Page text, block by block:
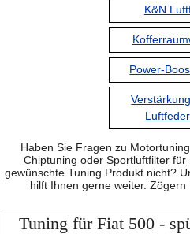
K&N
Power-
Haben Sie Fragen zu
Chiptuning oder Sportluftfilter
gewünschte Tuning Produkt nicht?
hilft Ihnen gerne weiter. Zögern
Tuning für Fiat 500 -